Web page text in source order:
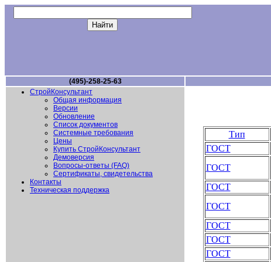
(495)-258-25-63
СтройКонсультант
Общая информация
Версии
Обновление
Список документов
Системные требования
Цены
Купить СтройКонсультант
Демоверсия
Вопросы-ответы (FAQ)
Сертификаты, свидетельства
Контакты
Техническая поддержка
Тип
ГОСТ
ГОСТ
ГОСТ
ГОСТ
ГОСТ
ГОСТ
ГОСТ